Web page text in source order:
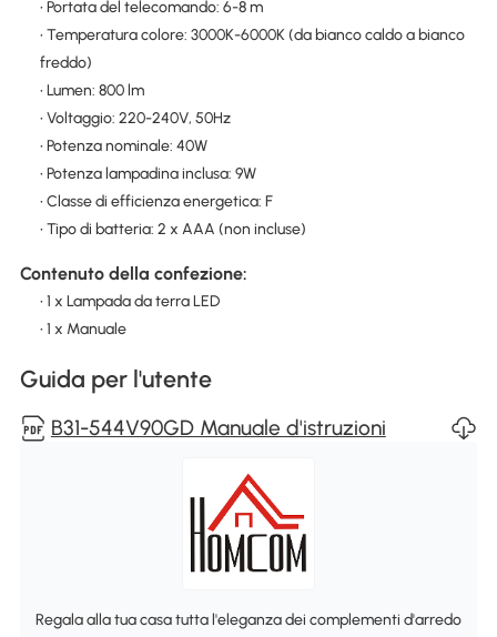
• Portata del telecomando: 6-8 m
• Temperatura colore: 3000K-6000K (da bianco caldo a bianco
freddo)
• Lumen: 800 lm
• Voltaggio: 220-240V, 50Hz
• Potenza nominale: 40W
• Potenza lampadina inclusa: 9W
• Classe di efficienza energetica: F
• Tipo di batteria: 2 x AAA (non incluse)
Contenuto della confezione:
• 1 x Lampada da terra LED
• 1 x Manuale
Guida per l'utente
B31-544V90GD Manuale d'istruzioni
Regala alla tua casa tutta l'eleganza dei complementi d'arredo